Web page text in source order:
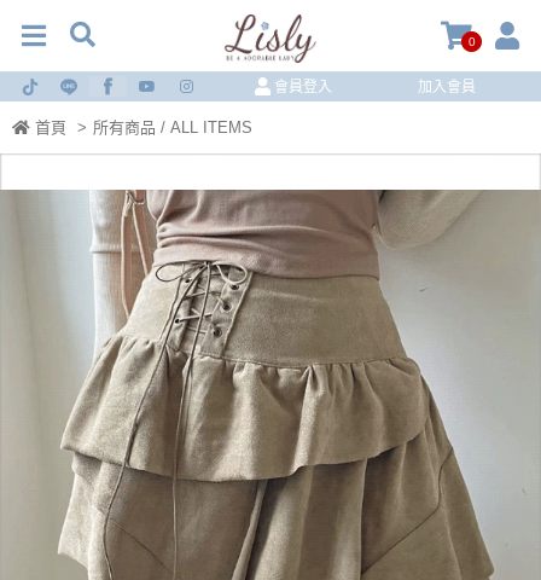
0
會員登入 加入會員
首頁 > 所有商品 / ALL ITEMS